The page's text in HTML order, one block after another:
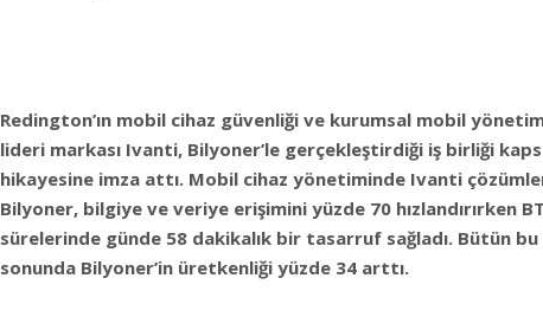
Redington’ın mobil cihaz güvenliği ve kurumsal mobil
lideri markası Ivanti, Bilyoner’le gerçekleştirdiği iş birliği
hikayesine imza attı. Mobil cihaz yönetiminde Ivanti
Bilyoner, bilgiye ve veriye erişimini yüzde 70 hızlandırırken
sürelerinde günde 58 dakikalık bir tasarruf sağladı. Bütün
sonunda Bilyoner’in üretkenliği yüzde 34 arttı.